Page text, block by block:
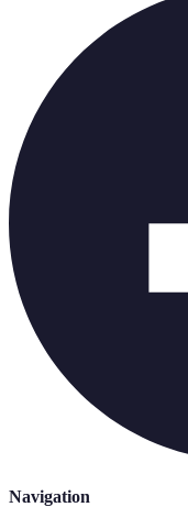
Navigation